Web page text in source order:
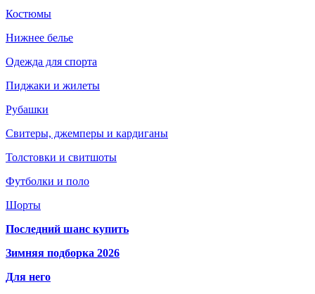
Костюмы
Нижнее белье
Одежда для спорта
Пиджаки и жилеты
Рубашки
Свитеры, джемперы и кардиганы
Толстовки и свитшоты
Футболки и поло
Шорты
Последний шанс купить
Зимняя подборка 2026
Для него